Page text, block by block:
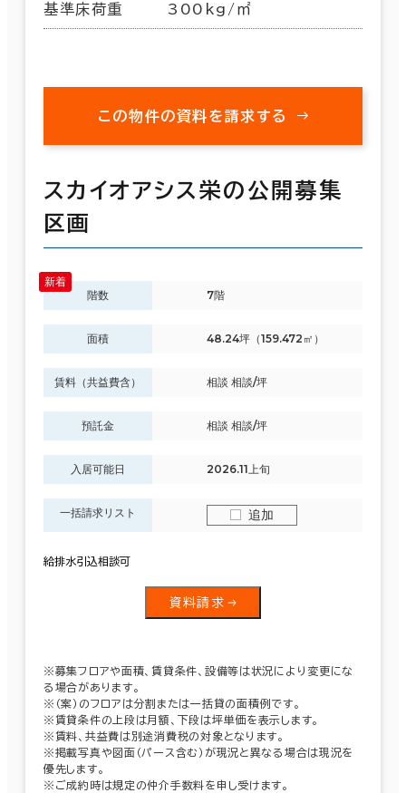
基準床荷重 300kg/㎡
この物件の資料を請求する
スカイオアシス栄の公開募集
区画
階数 7階
面積 48.24坪（159.472㎡）
賃料（共益費含） 相談 相談/坪
預託金 相談 相談/坪
入居可能日 2026.11上旬
一括請求リスト 追加
給排水引込相談可
資料請求
※募集フロアや面積、賃貸条件、設備等は状況により変更にな
る場合があります。
※（案）のフロアは分割または一括貸の面積例です。
※賃貸条件の上段は月額、下段は坪単価を表示します。
※賃料、共益費は別途消費税の対象となります。
※掲載写真や図面（パース含む）が現況と異なる場合は現況を
優先します。
※ご成約時は規定の仲介手数料を申し受けます。